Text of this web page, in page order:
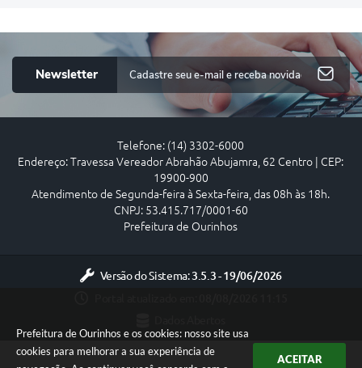
Prefeitura de Ourinhos e os cookies: nosso site usa
cookies para melhorar a sua experiência de
ACEITAR
Newsletter
Telefone: (14) 3302-6000
Endereço: Travessa Vereador Abrahão Abujamra, 62 Centro | CEP:
19900-900
Atendimento de Segunda-feira à Sexta-feira, das 08h às 18h.
CNPJ: 53.415.717/0001-60
Prefeitura de Ourinhos
Versão do Sistema:3.5.3 - 19/06/2026